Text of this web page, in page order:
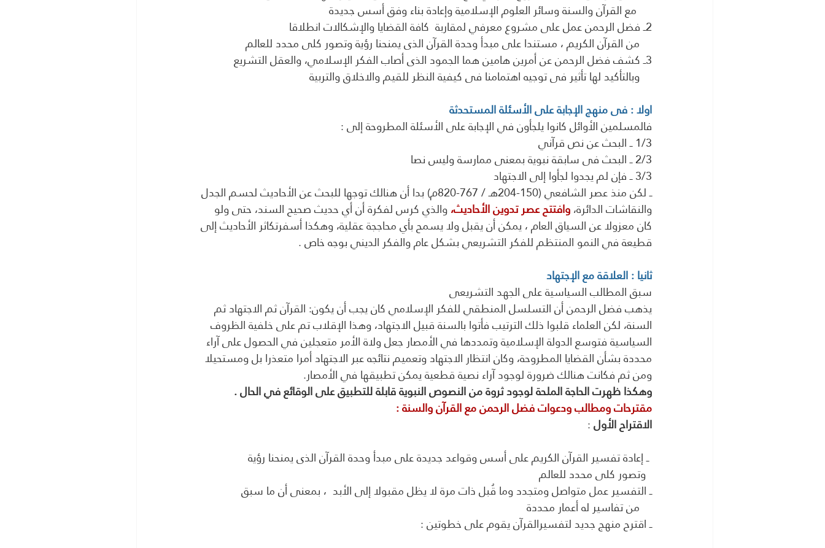
2ــ فضل الرحمن عمل على مشروع معرفي لمقاربة  كافة القضايا والإشكالات انطلاقا
3ــ كشف فضل الرحمن عن أمرين هامين هما الجمود الذى أصاب الفكر الإسلامي، والعقل التشريع
اولا : فى منهج الإجابة على الأسئلة المستحدثة
فالمسلمين الأوائل كانوا يلجأون في الإجابة على الأسئلة المطروحة إلى :
1/3 ــ البحث عن نص قرآني
2/3 ــ البحث فى سابقة نبوية بمعنى ممارسة وليس نصا
3/3 ــ فإن لم يجدوا لجأوا إلى الاجتهاد
ــ لكن منذ عصر الشافعي (150-204هـ / 767-820م) بدا أن هنالك توجها للبحث عن الأحاديث لحسم الجدل
والنقاشات الدائرة، وافتتح عصر تدوين الأحاديث، والذي كرس لفكرة أن أي حديث صحيح السند، حتى ولو
كان معزولا عن السياق العام ، يمكن أن يقبل ولا يسمح بأي محاججة عقلية، وهكذا أسفرتكاثر الأحاديث إلى
قطيعة في النمو المنتظم للفكر التشريعي بشكل عام والفكر الديني بوجه خاص .
ثانيا : العلاقة مع الإجتهاد
سبق المطالب السياسية على الجهد التشريعى
يذهب فضل الرحمن أن التسلسل المنطقي للفكر الإسلامي كان يجب أن يكون: القرآن ثم الاجتهاد ثم
السنة، لكن العلماء قلبوا ذلك الترتيب فأتوا بالسنة قبيل الاجتهاد، وهذا الإقلاب تم على خلفية الظروف
السياسية فتوسع الدولة الإسلامية وتمددها في الأمصار جعل ولاة الأمر متعجلين في الحصول على آراء
محددة بشأن القضايا المطروحة، وكان انتظار الاجتهاد وتعميم نتائجه عبر الاجتهاد أمرا متعذرا بل ومستحيلا
ومن ثم فكانت هنالك ضرورة لوجود آراء نصية قطعية يمكن تطبيقها في الأمصار.
وهكذا ظهرت الحاجة الملحة لوجود ثروة من النصوص النبوية قابلة للتطبيق على الوقائع في الحال .
مقترحات ومطالب ودعوات فضل الرحمن مع القرآن والسنة :
الاقتراح الأول :
ــ إعادة تفسير القرآن الكريم على أسس وقواعد جديدة على مبدأ وحدة القرآن الذى يمنحنا رؤية
ــ التفسير عمل متواصل ومتجدد وما قُبل ذات مرة لا يظل مقبولا إلى الأبد  ، بمعنى أن ما سبق
ــ اقترح منهج جديد لتفسيرالقرآن يقوم على خطوتين :